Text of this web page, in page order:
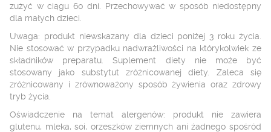
zużyć w ciągu 60 dni. Przechowywać w sposób niedostępny
dla małych dzieci.
Uwaga: produkt niewskazany dla dzieci poniżej 3 roku życia.
Nie stosować w przypadku nadwrażliwości na którykolwiek ze
składników preparatu. Suplement diety nie może być
stosowany jako substytut zróżnicowanej diety. Zaleca się
zróżnicowany i zrównoważony sposób żywienia oraz zdrowy
tryb życia.
Oświadczenie na temat alergenów: produkt nie zawiera
glutenu, mleka, soi, orzeszków ziemnych ani żadnego spośród